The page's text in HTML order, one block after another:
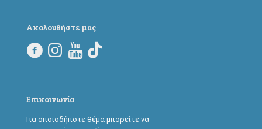
Ακολουθήστε μας
Επικοινωνία
Για οποιοδήποτε θέμα μπορείτε να